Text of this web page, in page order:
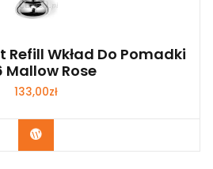
Refill Wkład Do Pomadki
Mallow Rose
133,00zł
Zobacz